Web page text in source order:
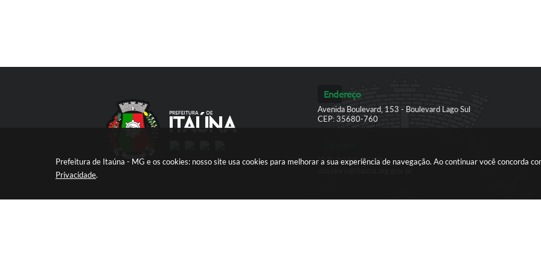
Prefeitura de Itaúna - MG e os cookies: nosso site usa cookies para melhorar a sua experiência de navegação. Ao continuar você concorda
Privacidade.
Endereço
Avenida Boulevard, 153 - Boulevard Lago Sul
CEP: 35680-760
(37) 3249-9500